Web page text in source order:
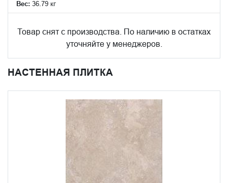
Вес: 36.79 кг
Товар снят с производства. По наличию в остатках
уточняйте у менеджеров.
НАСТЕННАЯ ПЛИТКА